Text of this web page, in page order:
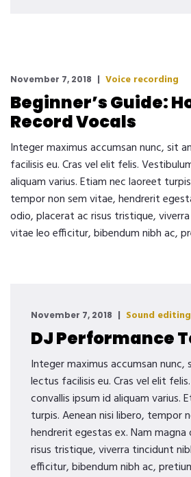
November 7, 2018 Voice recording
Beginner’s Guide:
Record Vocals
Integer maximus accumsan nunc, sit
facilisis eu. Cras vel elit felis.
aliquam varius. Etiam nec laoreet
tempor non sem vitae, hendrerit
odio, placerat ac risus tristique,
vitae leo efficitur, bibendum nibh ac,
November 7, 2018 Sound editing
DJ Performance
Integer maximus accumsan
lectus facilisis eu. Cras vel elit
convallis ipsum id aliquam varius.
turpis. Aenean nisi libero, tempor
hendrerit egestas ex. Nam
risus tristique, viverra tincidunt
efficitur, bibendum nibh ac,